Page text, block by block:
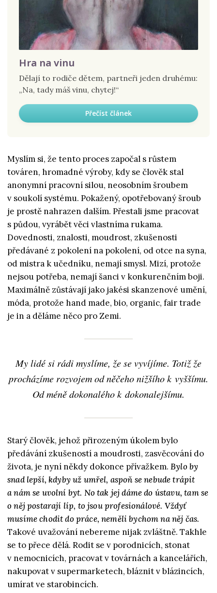
Hra na vinu
Dělají to rodiče dětem, partneři jeden druhému:
„Na, tady máš vinu, chytej!“
Přečíst článek
Myslím si, že tento proces započal s růstem
továren, hromadné výroby, kdy se člověk stal
anonymní pracovní silou, neosobním šroubem
v soukolí systému. Pokažený, opotřebovaný šroub
je prostě nahrazen dalším. Přestali jsme pracovat
s půdou, vyrábět věci vlastníma rukama.
Dovednosti, znalosti, moudrost, zkušenosti
předávané z pokolení na pokolení, od otce na syna,
od mistra k učedníku, nemají smysl. Mizí, protože
nejsou potřeba, nemají šanci v konkurenčním boji.
Maximálně zůstávají jako jakési skanzenové umění,
móda, protože hand made, bio, organic, fair trade
je in a děláme něco pro Zemi.
My lidé si rádi myslíme, že se vyvíjíme. Totiž že
procházíme rozvojem od něčeho nižšího k vyššímu.
Od méně dokonalého k dokonalejšímu.
Starý člověk, jehož přirozeným úkolem bylo
předávání zkušeností a moudrosti, zasvěcování do
života, je nyní někdy dokonce přívažkem. Bylo by
snad lepší, kdyby už umřel, aspoň se nebude trápit
a nám se uvolní byt. No tak jej dáme do ústavu, tam se
o něj postarají líp, to jsou profesionálové. Vždyť
musíme chodit do práce, neměli bychom na něj čas.
Takové uvažování nebereme nijak zvláštně. Takhle
se to přece dělá. Rodit se v porodnicích, stonat
v nemocnicích, pracovat v továrnách a kancelářích,
nakupovat v supermarketech, bláznit v blázincích,
umírat ve starobincích.